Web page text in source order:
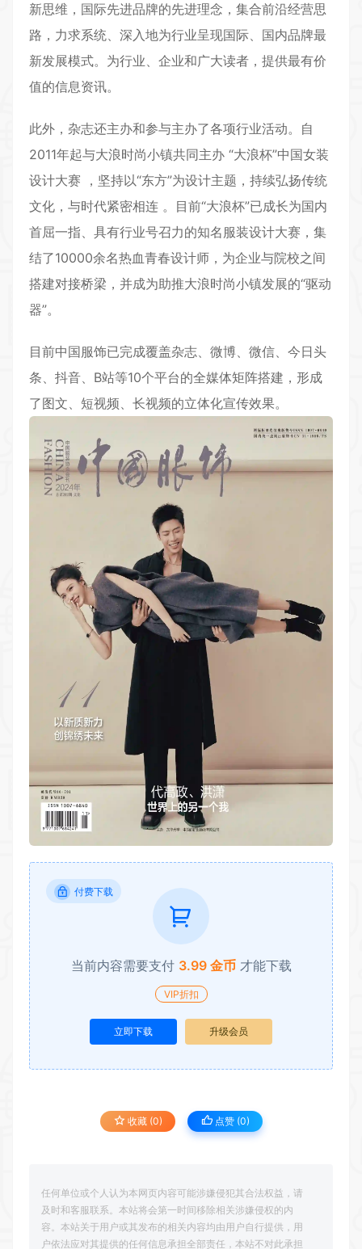
新思维，国际先进品牌的先进理念，集合前沿经营思
路，力求系统、深入地为行业呈现国际、国内品牌最
新发展模式。为行业、企业和广大读者，提供最有价
值的信息资讯。
此外，杂志还主办和参与主办了各项行业活动。自
2011年起与大浪时尚小镇共同主办 “大浪杯”中国女装
设计大赛 ，坚持以“东方”为设计主题，持续弘扬传统
文化，与时代紧密相连 。目前“大浪杯”已成长为国内
首屈一指、具有行业号召力的知名服装设计大赛，集
结了10000余名热血青春设计师，为企业与院校之间
搭建对接桥梁，并成为助推大浪时尚小镇发展的“驱动
器”。
目前中国服饰已完成覆盖杂志、微博、微信、今日头
条、抖音、B站等10个平台的全媒体矩阵搭建，形成
了图文、短视频、长视频的立体化宣传效果。
付费下载
当前内容需要支付 3.99 金币 才能下载
VIP折扣
立即下载 升级会员
收藏 (0) 点赞 (0)
任何单位或个人认为本网页内容可能涉嫌侵犯其合法权益，请
及时和客服联系。本站将会第一时间移除相关涉嫌侵权的内
容。本站关于用户或其发布的相关内容均由用户自行提供，用
户依法应对其提供的任何信息承担全部责任，本站不对此承担